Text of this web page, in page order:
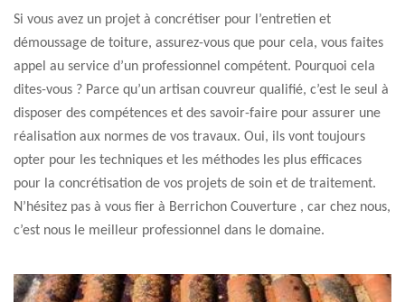
Si vous avez un projet à concrétiser pour l’entretien et
démoussage de toiture, assurez-vous que pour cela, vous faites
appel au service d’un professionnel compétent. Pourquoi cela
dites-vous ? Parce qu’un artisan couvreur qualifié, c’est le seul à
disposer des compétences et des savoir-faire pour assurer une
réalisation aux normes de vos travaux. Oui, ils vont toujours
opter pour les techniques et les méthodes les plus efficaces
pour la concrétisation de vos projets de soin et de traitement.
N’hésitez pas à vous fier à Berrichon Couverture , car chez nous,
c’est nous le meilleur professionnel dans le domaine.